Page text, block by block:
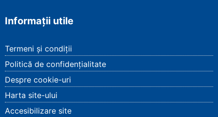
Informații utile
Termeni și condiții
Politică de confidențialitate
Despre cookie-uri
Harta site-ului
Accesibilizare site